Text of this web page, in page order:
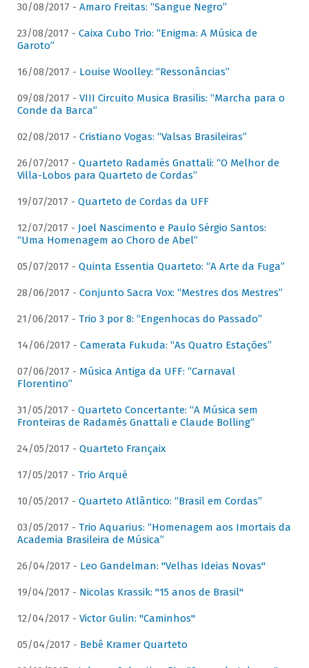
30/08/2017 - Amaro Freitas: “Sangue Negro”
23/08/2017 - Caixa Cubo Trio: “Enigma: A Música de
Garoto”
16/08/2017 - Louise Woolley: “Ressonâncias”
09/08/2017 - VIII Circuito Musica Brasilis: “Marcha para o
Conde da Barca”
02/08/2017 - Cristiano Vogas: “Valsas Brasileiras”
26/07/2017 - Quarteto Radamés Gnattali: “O Melhor de
Villa-Lobos para Quarteto de Cordas”
19/07/2017 - Quarteto de Cordas da UFF
12/07/2017 - Joel Nascimento e Paulo Sérgio Santos:
“Uma Homenagem ao Choro de Abel”
05/07/2017 - Quinta Essentia Quarteto: “A Arte da Fuga”
28/06/2017 - Conjunto Sacra Vox: “Mestres dos Mestres”
21/06/2017 - Trio 3 por 8: “Engenhocas do Passado”
14/06/2017 - Camerata Fukuda: “As Quatro Estações”
07/06/2017 - Música Antiga da UFF: “Carnaval
Florentino”
31/05/2017 - Quarteto Concertante: “A Música sem
Fronteiras de Radamés Gnattali e Claude Bolling”
24/05/2017 - Quarteto Françaix
17/05/2017 - Trio Arqué
10/05/2017 - Quarteto Atlântico: “Brasil em Cordas”
03/05/2017 - Trio Aquarius: “Homenagem aos Imortais da
Academia Brasileira de Música”
26/04/2017 - Leo Gandelman: "Velhas Ideias Novas"
19/04/2017 - Nicolas Krassik: "15 anos de Brasil"
12/04/2017 - Victor Gulin: "Caminhos"
05/04/2017 - Bebê Kramer Quarteto